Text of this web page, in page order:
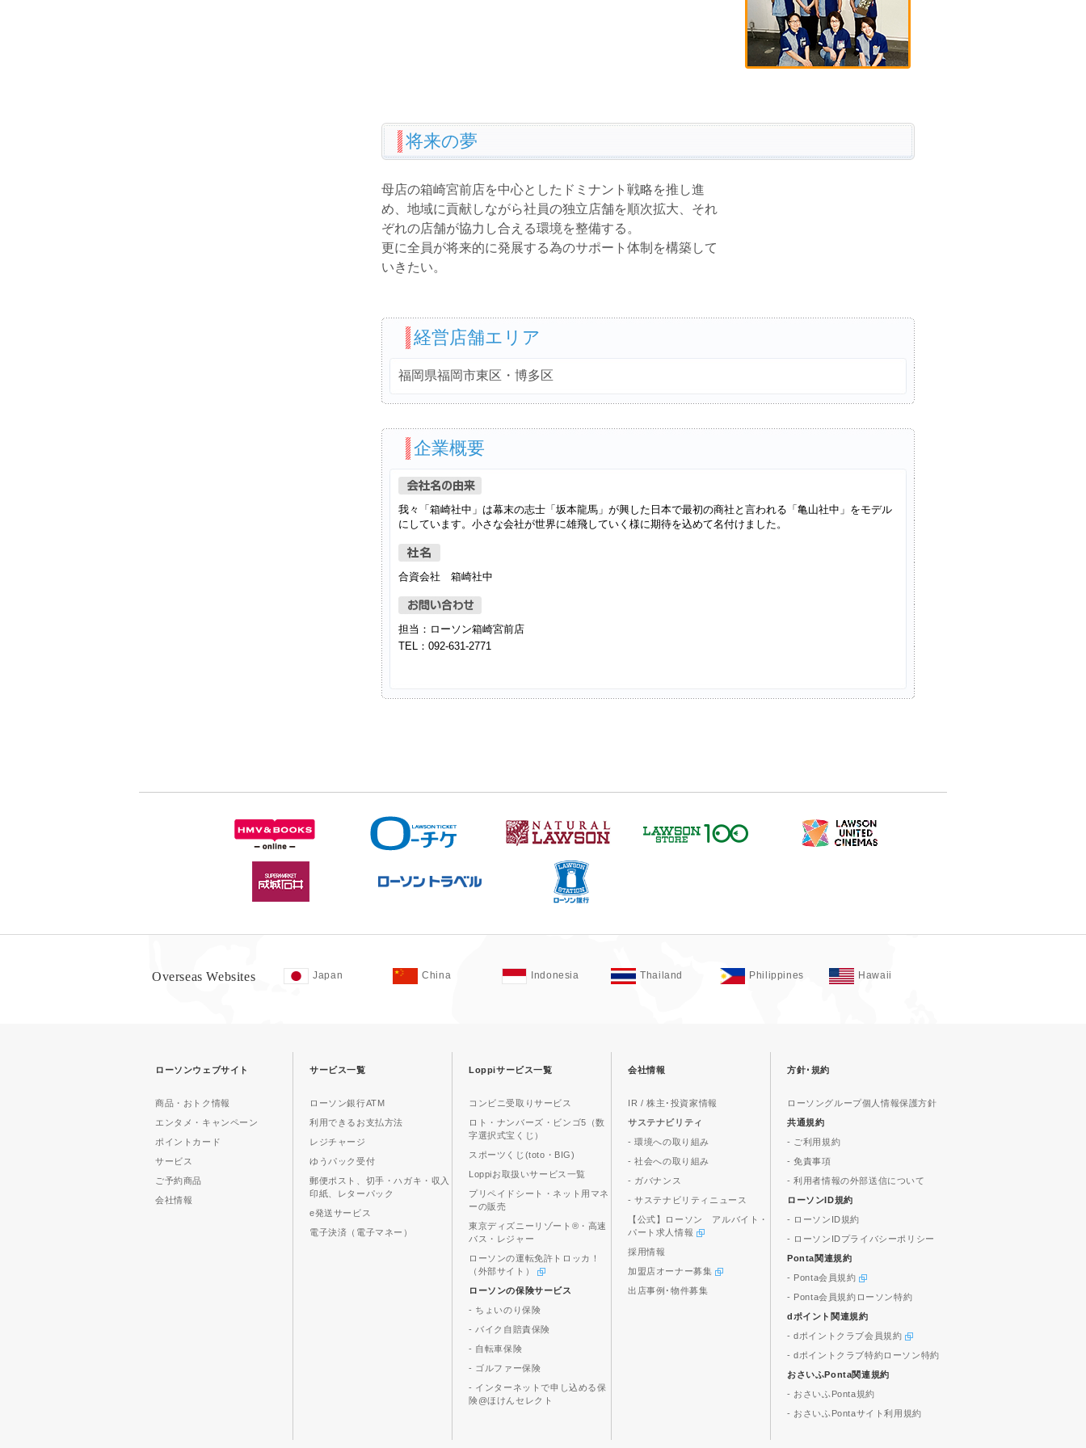
将来の夢
母店の箱崎宮前店を中心としたドミナント戦略を推し進
め、地域に貢献しながら社員の独立店舗を順次拡大、それ
ぞれの店舗が協力し合える環境を整備する。
更に全員が将来的に発展する為のサポート体制を構築して
いきたい。
経営店舗エリア
福岡県福岡市東区・博多区
企業概要
我々「箱崎社中」は幕末の志士「坂本龍馬」が興した日本で最初の商社と言われる「亀山社中」をモデル
にしています。小さな会社が世界に雄飛していく様に期待を込めて名付けました。
合資会社 箱崎社中
担当：ローソン箱崎宮前店
TEL：092-631-2771
Overseas Websites Japan China Indonesia Thailand Philippines Hawaii
ローソンウェブサイト
商品・おトク情報
エンタメ・キャンペーン
ポイントカード
サービス
ご予約商品
会社情報
サービス一覧
ローソン銀行ATM
利用できるお支払方法
レジチャージ
ゆうパック受付
郵便ポスト、切手・ハガキ・収入
印紙、レターパック
e発送サービス
電子決済（電子マネー）
Loppiサービス一覧
コンビニ受取りサービス
ロト・ナンバーズ・ビンゴ5（数
字選択式宝くじ）
スポーツくじ(toto・BIG)
Loppiお取扱いサービス一覧
プリペイドシート・ネット用マネ
ーの販売
東京ディズニーリゾート®・高速
バス・レジャー
ローソンの運転免許トロッカ！
（外部サイト）
ローソンの保険サービス
- ちょいのり保険
- バイク自賠責保険
- 自転車保険
- ゴルファー保険
- インターネットで申し込める保
険@ほけんセレクト
会社情報
IR / 株主･投資家情報
サステナビリティ
- 環境への取り組み
- 社会への取り組み
- ガバナンス
- サステナビリティニュース
【公式】ローソン アルバイト・
パート求人情報
採用情報
加盟店オーナー募集
出店事例･物件募集
方針･規約
ローソングループ個人情報保護方針
共通規約
- ご利用規約
- 免責事項
- 利用者情報の外部送信について
ローソンID規約
- ローソンID規約
- ローソンIDプライバシーポリシー
Ponta関連規約
- Ponta会員規約
- Ponta会員規約ローソン特約
dポイント関連規約
- dポイントクラブ会員規約
- dポイントクラブ特約ローソン特約
おさいふPonta関連規約
- おさいふPonta規約
- おさいふPontaサイト利用規約